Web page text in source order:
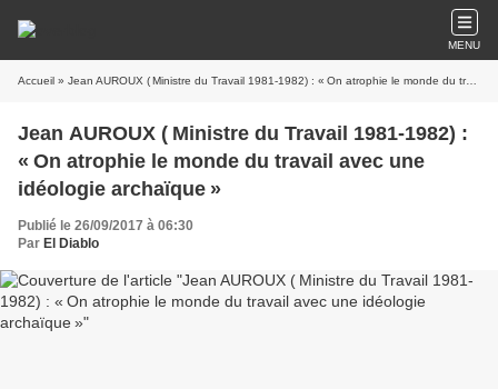
MENU
Accueil » Jean AUROUX ( Ministre du Travail 1981-1982) : « On atrophie le monde du travail avec une idéologie archaïque »
Jean AUROUX ( Ministre du Travail 1981-1982) :
« On atrophie le monde du travail avec une
idéologie archaïque »
Publié le 26/09/2017 à 06:30
Par El Diablo